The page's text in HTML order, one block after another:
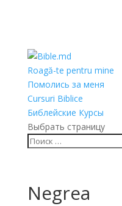
Roagă-te pentru mine
Помолись за меня
Cursuri Biblice
Библейские Курсы
Выбрать страницу
Negrea